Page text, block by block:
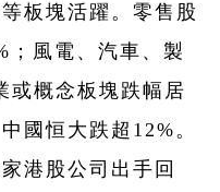
板塊活躍。零售股
；風電、汽車、製
或概念板塊跌幅居
國恒大跌超12%。
港股公司出手回